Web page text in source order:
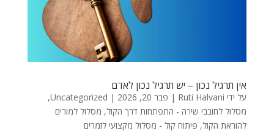
אין תרגיל נכון – יש תרגיל נכון לאדם
על ידי Ruti Halvani
| פבר 20, 2026 |
Uncategorized
,
מסלול לחובבי שירה - התפתחות דרך הקול, מסלול למורים
להוראת הקול, פיתוח קול - מסלול מקצועי לזמרים